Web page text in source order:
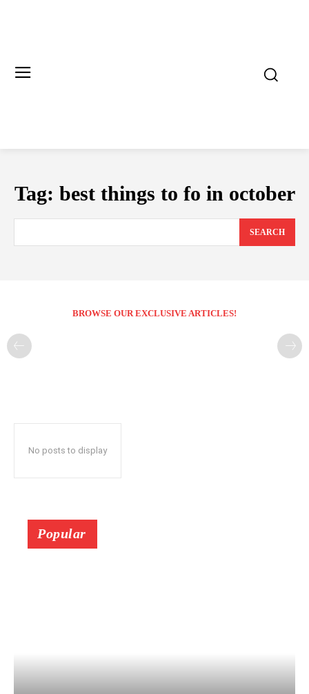
Tag: best things to fo in october
SEARCH
BROWSE OUR EXCLUSIVE ARTICLES!
No posts to display
Popular